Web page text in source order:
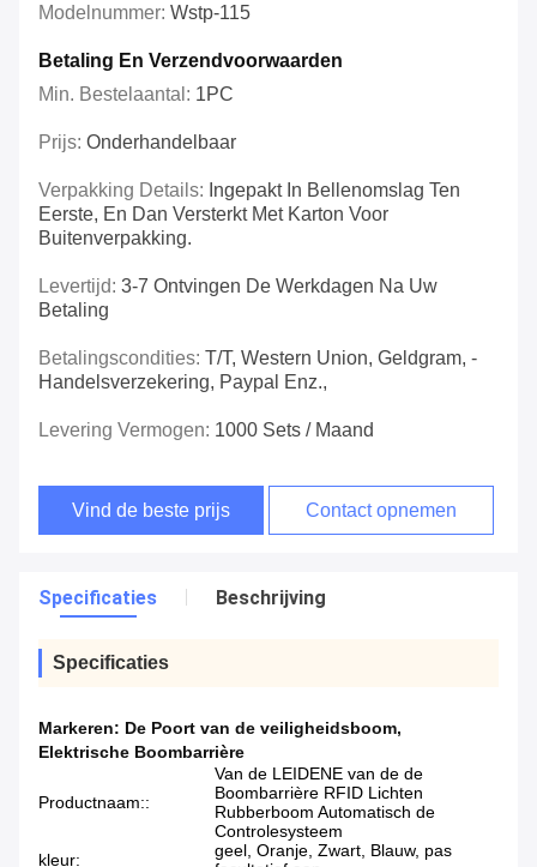
Modelnummer: Wstp-115
Betaling En Verzendvoorwaarden
Min. Bestelaantal: 1PC
Prijs: Onderhandelbaar
Verpakking Details: Ingepakt In Bellenomslag Ten
Eerste, En Dan Versterkt Met Karton Voor
Buitenverpakking.
Levertijd: 3-7 Ontvingen De Werkdagen Na Uw
Betaling
Betalingscondities: T/T, Western Union, Geldgram, -
Handelsverzekering, Paypal Enz.,
Levering Vermogen: 1000 Sets / Maand
Vind de beste prijs Contact opnemen
Specificaties Beschrijving
Specificaties
Markeren: De Poort van de veiligheidsboom,
Elektrische Boombarrière
Productnaam::
Van de LEIDENE van de de
Boombarrière RFID Lichten
Rubberboom Automatisch de
Controlesysteem
kleur:
geel, Oranje, Zwart, Blauw, pas